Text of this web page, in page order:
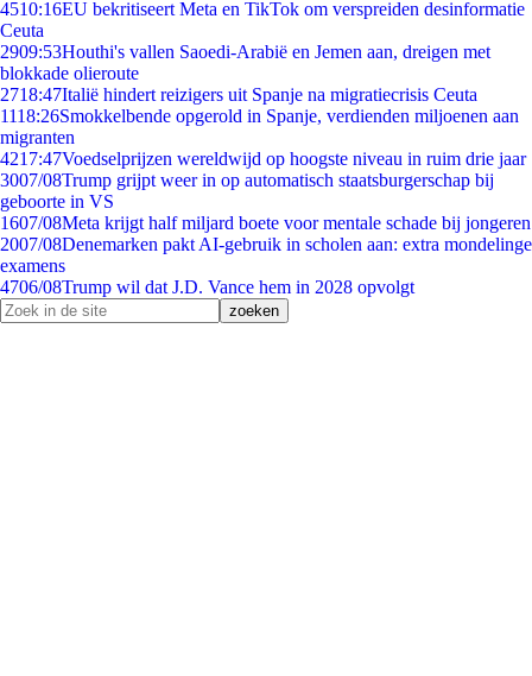
4510:16EU bekritiseert Meta en TikTok om verspreiden desinformatie
Ceuta
2909:53Houthi's vallen Saoedi-Arabië en Jemen aan, dreigen met
blokkade olieroute
2718:47Italië hindert reizigers uit Spanje na migratiecrisis Ceuta
1118:26Smokkelbende opgerold in Spanje, verdienden miljoenen aan
migranten
4217:47Voedselprijzen wereldwijd op hoogste niveau in ruim drie jaar
3007/08Trump grijpt weer in op automatisch staatsburgerschap bij
geboorte in VS
1607/08Meta krijgt half miljard boete voor mentale schade bij jongeren
2007/08Denemarken pakt AI-gebruik in scholen aan: extra mondelinge
examens
4706/08Trump wil dat J.D. Vance hem in 2028 opvolgt